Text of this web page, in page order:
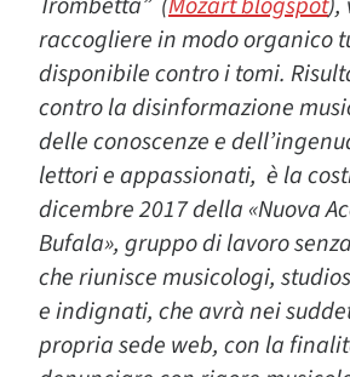
raccogliere in modo organico
disponibile contro i tomi.
contro la disinformazione
delle conoscenze e
lettori e appassionati, è la
dicembre 2017 della «Nuova
Bufala», gruppo di lavoro
che riunisce musicologi,
e indignati, che avrà nei
propria sede web, con la